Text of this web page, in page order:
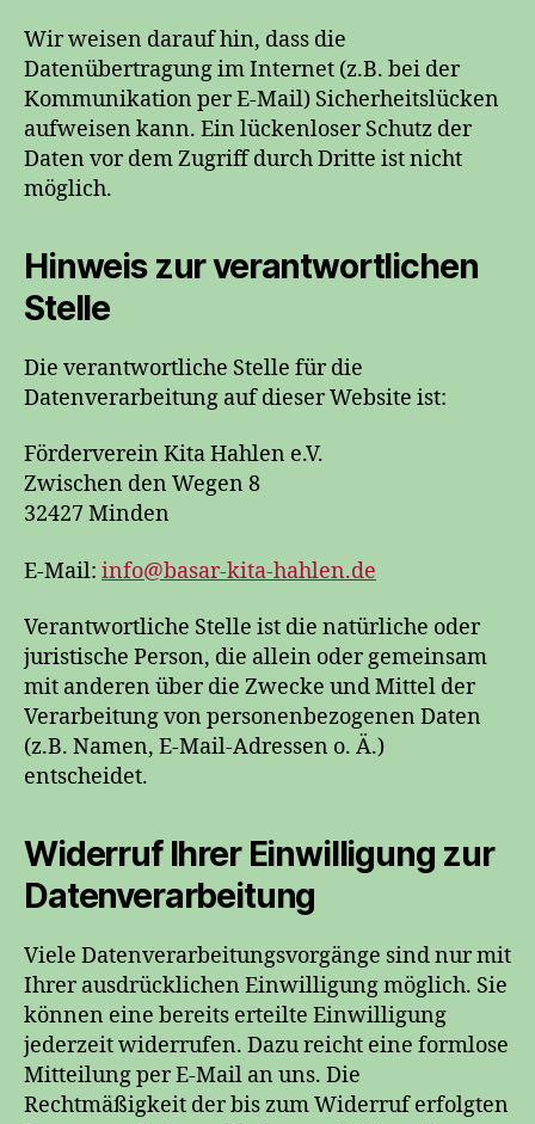
Wir weisen darauf hin, dass die
Datenübertragung im Internet (z.B. bei der
Kommunikation per E-Mail) Sicherheitslücken
aufweisen kann. Ein lückenloser Schutz der
Daten vor dem Zugriff durch Dritte ist nicht
möglich.
Hinweis zur verantwortlichen
Stelle
Die verantwortliche Stelle für die
Datenverarbeitung auf dieser Website ist:
Förderverein Kita Hahlen e.V.
Zwischen den Wegen 8
32427 Minden
E-Mail: info@basar-kita-hahlen.de
Verantwortliche Stelle ist die natürliche oder
juristische Person, die allein oder gemeinsam
mit anderen über die Zwecke und Mittel der
Verarbeitung von personenbezogenen Daten
(z.B. Namen, E-Mail-Adressen o. Ä.)
entscheidet.
Widerruf Ihrer Einwilligung zur
Datenverarbeitung
Viele Datenverarbeitungsvorgänge sind nur mit
Ihrer ausdrücklichen Einwilligung möglich. Sie
können eine bereits erteilte Einwilligung
jederzeit widerrufen. Dazu reicht eine formlose
Mitteilung per E-Mail an uns. Die
Rechtmäßigkeit der bis zum Widerruf erfolgten